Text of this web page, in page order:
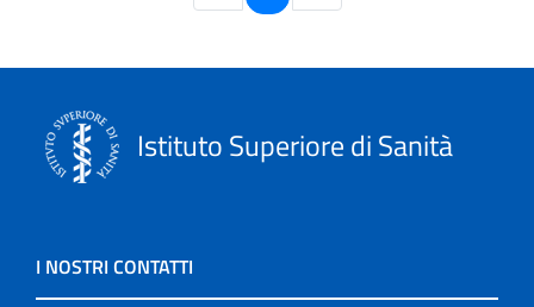
Istituto Superiore di Sanità
I NOSTRI CONTATTI